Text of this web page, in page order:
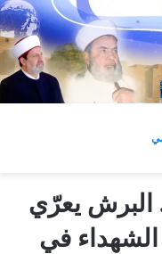
البرش يعرّي
الشهداء في